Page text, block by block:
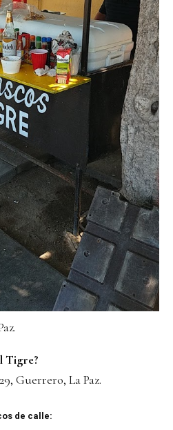
Tigre?
Guerrero, La Paz.
de calle: